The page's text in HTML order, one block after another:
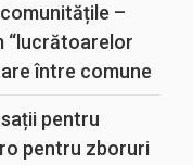
–
“lucrătoarelor
între comune
pentru
pentru zboruri